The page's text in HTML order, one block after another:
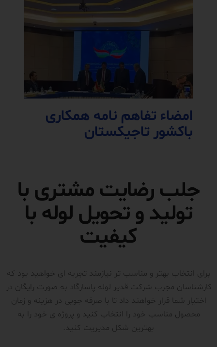
امضاء تفاهم نامه همکاری
باکشور تاجیکستان
جلب رضایت مشتری با
تولید و تحویل لوله با
کیفیت
برای انتخاب بهتر و مناسب تر نیازمند تجربه ای خواهید بود که
کارشناسان مجرب شرکت قدیر لوله پاسارگاد به صورت رایگان در
اختیار شما قرار خواهند داد تا با صرفه جویی در هزینه و زمان
محصول مناسب خود را انتخاب کنید و پروژه ی خود را به
بهترین شکل مدیریت کنید.